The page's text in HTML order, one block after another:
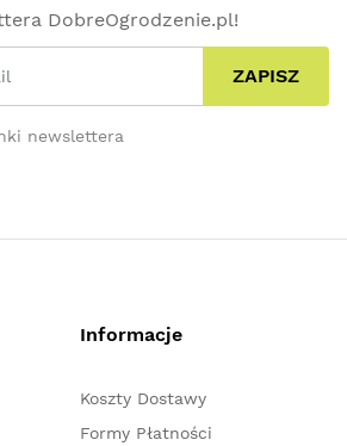
DobreOgrodzenie.pl!
ZAPISZ
newslettera
Informacje
Koszty Dostawy
Formy Płatności